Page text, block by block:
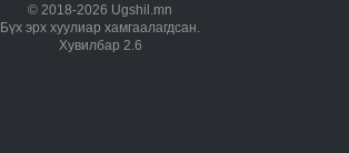
© 2018-2026 Ugshil.mn
Бүх эрх хуулиар хамгаалагдсан.
Хувилбар 2.6